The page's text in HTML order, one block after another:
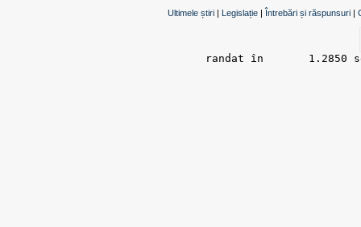
Ultimele știri | Legislație | Întrebări și răspunsuri |
randat în